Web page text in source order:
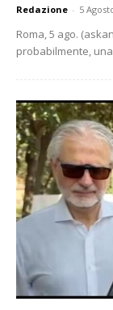
Redazione - 5
Roma, 5 ago.
probabilmente,